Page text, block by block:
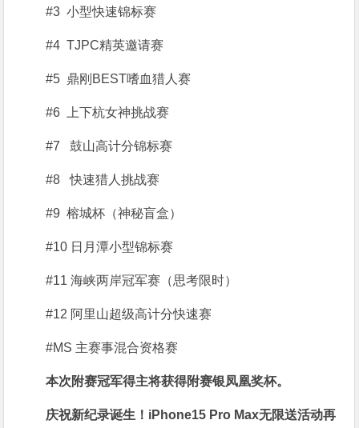
#3 小型快速锦标赛
#4 TJPC精英邀请赛
#5 鼎刚BEST嗜血猎人赛
#6 上下杭女神挑战赛
#7 鼓山高计分锦标赛
#8 快速猎人挑战赛
#9 榕城杯（神秘盲盒）
#10 日月潭小型锦标赛
#11 海峡两岸冠军赛（思考限时）
#12 阿里山超级高计分快速赛
#MS 主赛事混合资格赛
本次附赛冠军得主将获得附赛银凤凰奖杯。
庆祝新纪录诞生！ iPhone15 Pro Max无限送活动再